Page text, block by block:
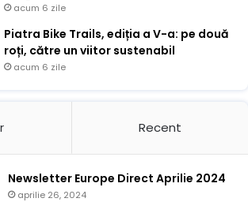
acum 6 zile
Piatra Bike Trails, ediția a V-a: pe două
roți, către un viitor sustenabil
acum 6 zile
Recent
Newsletter Europe Direct Aprilie 2024
aprilie 26, 2024